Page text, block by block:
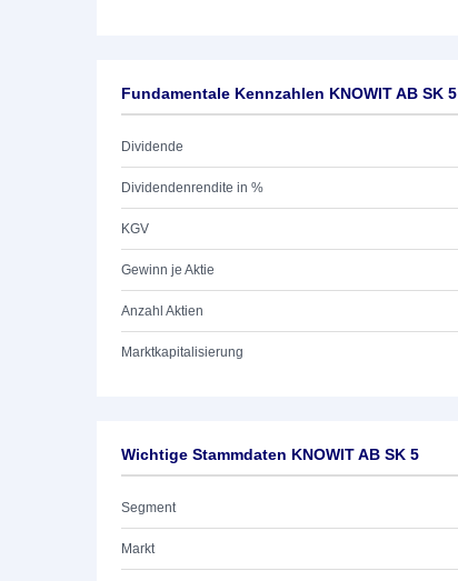
Fundamentale Kennzahlen KNOWIT AB SK 5
Dividende
Dividendenrendite in %
KGV
Gewinn je Aktie
Anzahl Aktien
Marktkapitalisierung
Wichtige Stammdaten KNOWIT AB SK 5
Segment
Markt